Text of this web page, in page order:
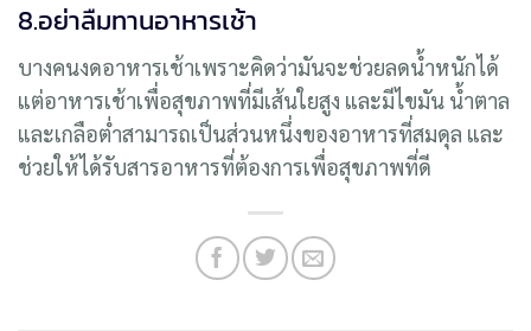
8.อย่าลืมทานอาหารเช้า
บางคนงดอาหารเช้าเพราะคิดว่ามันจะช่วยลดน้ำหนักได้
แต่อาหารเช้าเพื่อสุขภาพที่มีเส้นใยสูง และมีไขมัน น้ำตาล
และเกลือต่ำสามารถเป็นส่วนหนึ่งของอาหารที่สมดุล และ
ช่วยให้ได้รับสารอาหารที่ต้องการเพื่อสุขภาพที่ดี